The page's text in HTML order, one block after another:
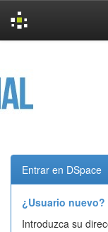
Entrar en DSpace
¿Usuario
Introduzca su